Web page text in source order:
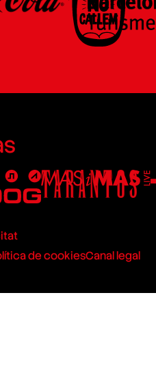
de cookiesCanal legal